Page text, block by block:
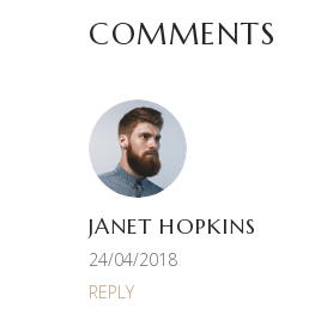
COMMENTS
JANET HOPKINS
24/04/2018
REPLY